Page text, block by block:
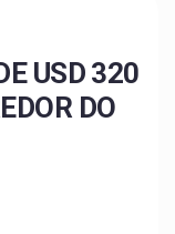
USD 320
DO